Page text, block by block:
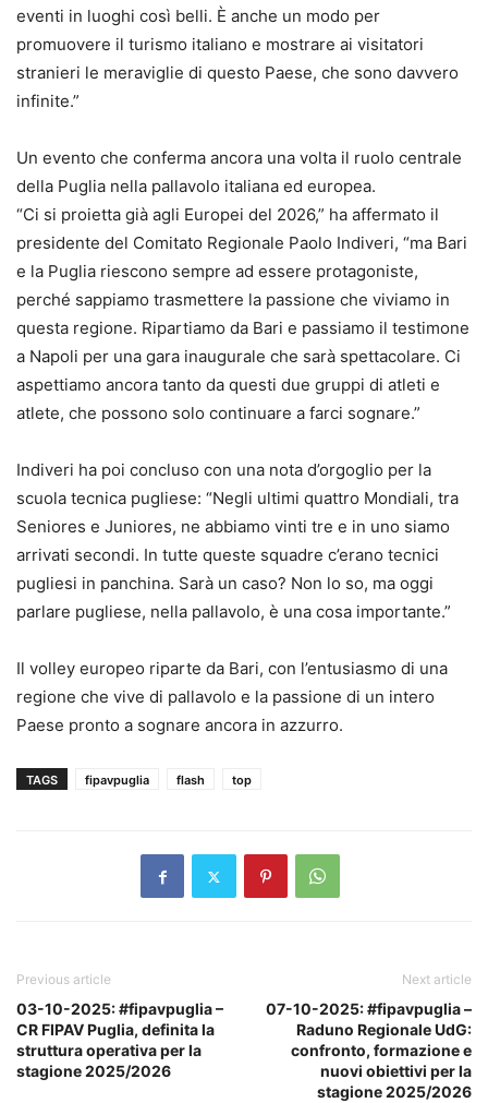
eventi in luoghi così belli. È anche un modo per
promuovere il turismo italiano e mostrare ai visitatori
stranieri le meraviglie di questo Paese, che sono davvero
infinite.”
Un evento che conferma ancora una volta il ruolo centrale
della Puglia nella pallavolo italiana ed europea.
“Ci si proietta già agli Europei del 2026,” ha affermato il
presidente del Comitato Regionale Paolo Indiveri, “ma Bari
e la Puglia riescono sempre ad essere protagoniste,
perché sappiamo trasmettere la passione che viviamo in
questa regione. Ripartiamo da Bari e passiamo il testimone
a Napoli per una gara inaugurale che sarà spettacolare. Ci
aspettiamo ancora tanto da questi due gruppi di atleti e
atlete, che possono solo continuare a farci sognare.”
Indiveri ha poi concluso con una nota d’orgoglio per la
scuola tecnica pugliese: “Negli ultimi quattro Mondiali, tra
Seniores e Juniores, ne abbiamo vinti tre e in uno siamo
arrivati secondi. In tutte queste squadre c’erano tecnici
pugliesi in panchina. Sarà un caso? Non lo so, ma oggi
parlare pugliese, nella pallavolo, è una cosa importante.”
Il volley europeo riparte da Bari, con l’entusiasmo di una
regione che vive di pallavolo e la passione di un intero
Paese pronto a sognare ancora in azzurro.
TAGS fipavpuglia flash top
Previous article
03-10-2025: #fipavpuglia –
CR FIPAV Puglia, definita la
struttura operativa per la
stagione 2025/2026
Next article
07-10-2025: #fipavpuglia –
Raduno Regionale UdG:
confronto, formazione e
nuovi obiettivi per la
stagione 2025/2026